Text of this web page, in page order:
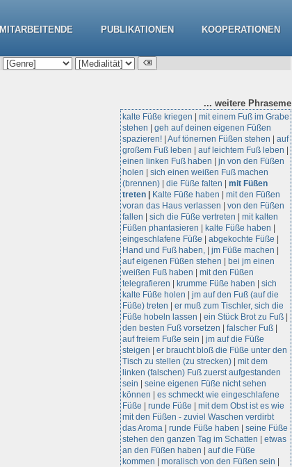
MITARBEITENDE PUBLIKATIONEN KOOPERATIONEN
... weitere Phraseme
kalte Füße kriegen
mit einem Fuß im Grabe
stehen
geh auf deinen eigenen Füßen
spazieren! Auf tönernen Füßen stehen
auf
großem Fuß leben
auf leichtem Fuß leben
einen linken Fuß haben
jn von den Füßen
holen
sich einen weißen Fuß machen
(brennen)
die Füße falten
mit Füßen
treten
Kalte Füße haben
mit den Füßen
voran das Haus verlassen
von den Füßen
fallen
sich die Füße vertreten
mit kalten
Füßen phantasieren
kalte Füße haben
eingeschlafene Füße
abgekochte Füße
Hand und Fuß haben,
jm Füße machen
auf eigenen Füßen stehen
bei jm einen
weißen Fuß haben
mit den Füßen
telegrafieren
krumme Füße haben
sich
kalte Füße holen
jm auf den Fuß (auf die
Füße) treten
er muß zum Tischler, sich die
Füße hobeln lassen
ein Stück Brot zu Fuß
den besten Fuß vorsetzen
falscher Fuß
auf freiem Fuße sein
jm auf die Füße
steigen
er braucht bloß die Füße unter den
Tisch zu stellen (zu strecken)
mit dem
linken (falschen) Fuß zuerst aufgestanden
sein
seine eigenen Füße nicht sehen
können
es schmeckt wie eingeschlafene
Füße
runde Füße
mit dem Obst ist es wie
mit den Füßen - zuviel Waschen verdirbt
das Aroma
runde Füße haben
seine Füße
stehen den ganzen Tag im Schatten
etwas
an den Füßen haben
auf die Füße
kommen
moralisch von den Füßen sein